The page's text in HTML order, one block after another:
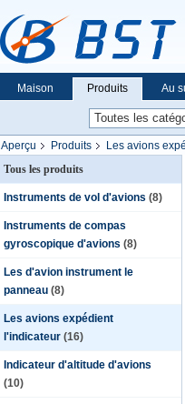
Maison Produits Au
Aperçu Produits Les avions
Tous les produits
Instruments de vol d'avions (8)
Instruments de compas
gyroscopique d'avions (8)
Les d'avion instrument le
panneau (8)
Les avions expédient
l'indicateur (16)
Indicateur d'altitude d'avions
(10)